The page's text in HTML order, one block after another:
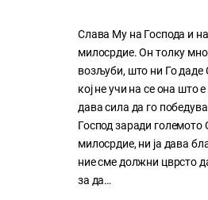
Слава Му на Господа и
милосрдие. Он толку
возљуби, што ни Го даде
кој нe учи на сe она што
дава сила да го
Господ заради големото
милосрдие, ни ја дава
ние сме должни цврсто
за да…